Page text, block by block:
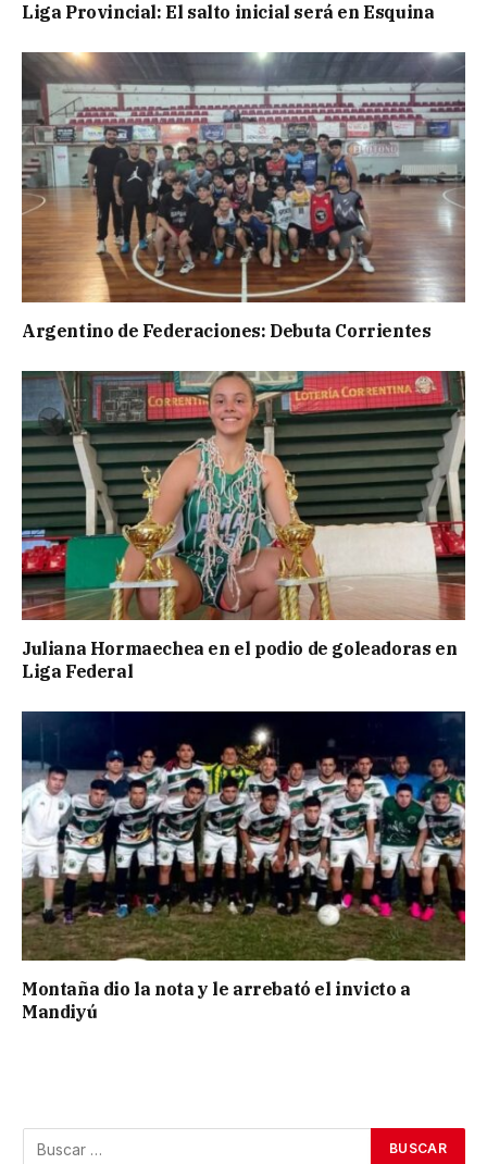
Liga Provincial: El salto inicial será en Esquina
Argentino de Federaciones: Debuta Corrientes
Juliana Hormaechea en el podio de goleadoras en
Liga Federal
Montaña dio la nota y le arrebató el invicto a
Mandiyú